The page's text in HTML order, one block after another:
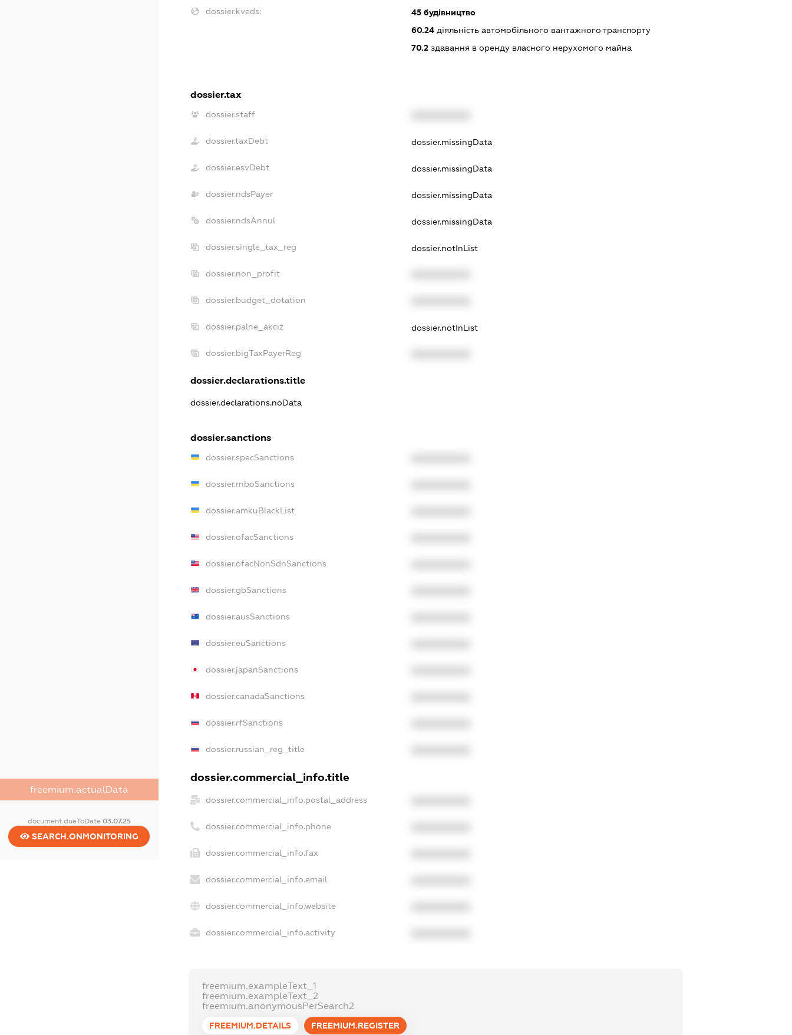
freemium.actualData
document.dueToDate 03.07.25
SEARCH.ONMONITORING
dossier.kveds: 45будівництво
60.24діяльність автомобільного вантажного транспорту
70.2здавання в оренду власного нерухомого майна
dossier.tax
dossier.staff
dossier.taxDebt dossier.missingData
dossier.esvDebt dossier.missingData
dossier.ndsPayer dossier.missingData
dossier.ndsAnnul dossier.missingData
dossier.single_tax_reg dossier.notInList
dossier.non_profit
dossier.budget_dotation
dossier.palne_akciz dossier.notInList
dossier.bigTaxPayerReg
dossier.declarations.title
dossier.declarations.noData
dossier.sanctions
dossier.specSanctions
dossier.rnboSanctions
dossier.amkuBlackList
dossier.ofacSanctions
dossier.ofacNonSdnSanctions
dossier.gbSanctions
dossier.ausSanctions
dossier.euSanctions
dossier.japanSanctions
dossier.canadaSanctions
dossier.rfSanctions
dossier.russian_reg_title
dossier.commercial_info.title
dossier.commercial_info.postal_address
dossier.commercial_info.phone
dossier.commercial_info.fax
dossier.commercial_info.email
dossier.commercial_info.website
dossier.commercial_info.activity
freemium.exampleText_1
freemium.exampleText_2
freemium.anonymousPerSearch2
FREEMIUM.DETAILS FREEMIUM.REGISTER